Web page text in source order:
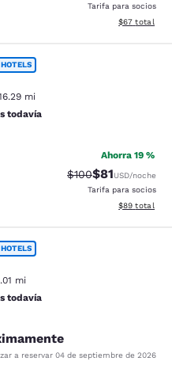
Tarifa para socios
Ver detalles
$67 total
mi
todavía
Ahorra 19 %
Precio tachado:
$100Precio con
$81USD/noche
Tarifa para socios
Ver detalles
$89 total
mi
todavía
a reservar 04 de septiembre de 2026